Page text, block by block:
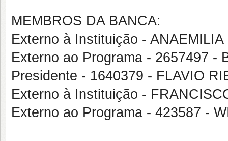
MEMBROS DA BANCA:
Externo à Instituição -
Externo ao Programa - 2657497 -
Presidente - 1640379 - FLAVIO
Externo à Instituição -
Externo ao Programa - 423587 -